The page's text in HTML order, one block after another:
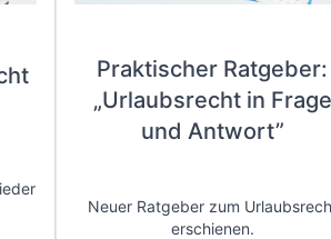
Praktischer Ratgeber:
„Urlaubsrecht in Frage
und Antwort”
Neuer Ratgeber zum
erschienen.